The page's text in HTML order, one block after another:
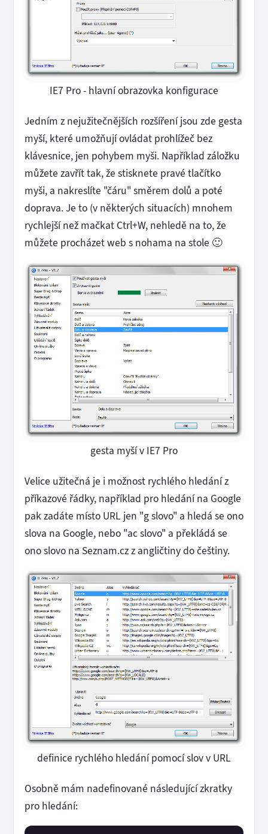
IE7 Pro - hlavní obrazovka konfigurace
Jedním z nejužitečnějších rozšíření jsou zde gesta
myší, které umožňují ovládat prohlížeč bez
klávesnice, jen pohybem myši. Například záložku
můžete zavřít tak, že stisknete pravé tlačítko
myši, a nakreslíte "čáru" směrem dolů a poté
doprava. Je to (v některých situacích) mnohem
rychlejší než mačkat Ctrl+W, nehledě na to, že
můžete procházet web s nohama na stole 🙂
gesta myší v IE7 Pro
Velice užitečná je i možnost rychlého hledání z
příkazové řádky, například pro hledání na Google
pak zadáte místo URL jen "g slovo" a hledá se ono
slova na Google, nebo "ac slovo" a překládá se
ono slovo na Seznam.cz z angličtiny do češtiny.
definice rychlého hledání pomocí slov v URL
Osobně mám nadefinované následující zkratky
pro hledání: